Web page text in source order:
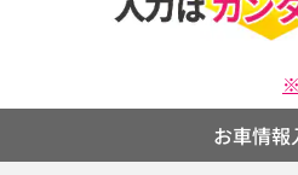
お車情報